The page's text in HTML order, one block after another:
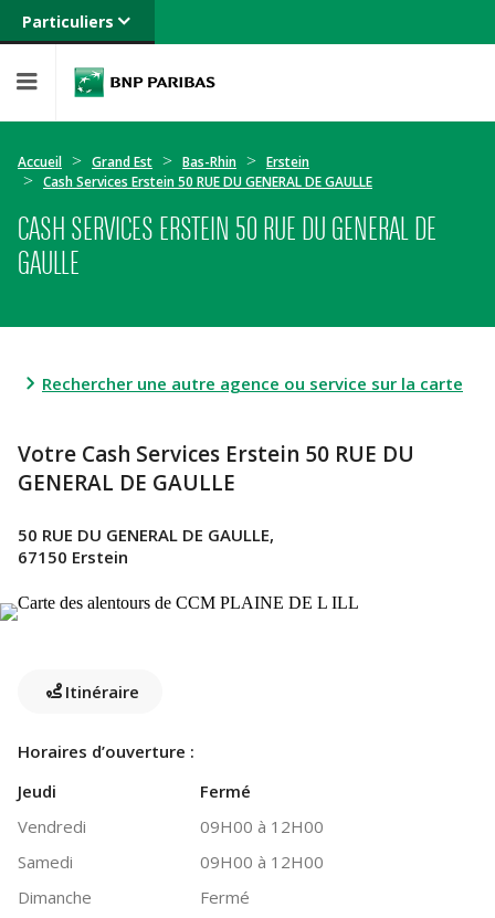
Particuliers
Banque privée
Entreprises
Accueil Grand Est Bas-Rhin
Erstein
Cash Services Erstein 50 RUE DU GENERAL DE GAULLE
CASH SERVICES ERSTEIN 50 RUE DU GENERAL DE
GAULLE
Rechercher une autre agence ou service sur la carte
Votre Cash Services Erstein 50 RUE DU
GENERAL DE GAULLE
50 RUE DU GENERAL DE GAULLE,
67150 Erstein
Itinéraire
Horaires d’ouverture :
Jeudi
Fermé
Vendredi
09H00 à 12H00
Samedi
09H00 à 12H00
Dimanche
Fermé